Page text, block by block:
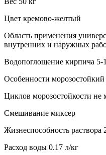
Цвет кремово-желтый
Область применения
внутренних и наружных
Водопоглощение кирпича 5-
Особенности
Циклов морозостойкости не
Смешивание миксер
Жизнеспособность раствора
Расход воды 0.17 л/кг